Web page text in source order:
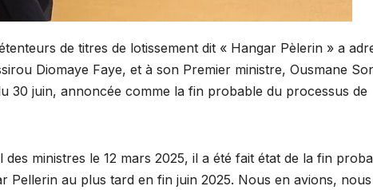
de titres de lotissement dit « Hangar Pèlerin » a
Diomaye Faye, et à son Premier ministre, Ousmane
30 juin, annoncée comme la fin probable du processus de
ministres le 12 mars 2025, il a été fait état de la fin
Pellerin au plus tard en fin juin 2025. Nous en avions, nous